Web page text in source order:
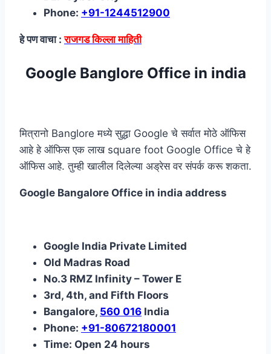
Phone: +91-1244512900
हे पण वाचा :राजगड किल्ला माहिती
Google Banglore Office in india
मित्रानो Banglore मध्ये सुद्धा Google चे सर्वात मोठे ऑफिस
आहे हे ऑफिस एक लाख square foot Google Office चे हे
ऑफिस आहे. तुम्ही खालील दिलेल्या अड्रेस वर संपर्क करू शकता.
Google Bangalore Office in india address
Google India Private Limited
Old Madras Road
No.3 RMZ Infinity – Tower E
3rd, 4th, and Fifth Floors
Bangalore, 560 016 India
Phone: +91-80672180001
Time: Open 24 hours